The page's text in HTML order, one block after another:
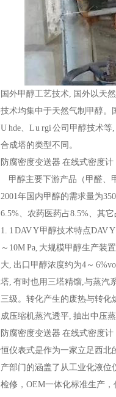
国外甲醇工艺技术, 国外以天
技术均集中于天然气制甲醇。
U hde、L u rgi 公司甲醇技术
合成塔的类型不同。
防腐密度变送器 在线式密度
甲醇主要下游产品（甲醛、
2001年国内甲醇的需求量为
6.5%、农药医药占8.5%、其它
1. 1 DAV Y 甲醇技术特点DAV
～10M Pa, 大规模甲醇生产装
大, 出口甲醇浓度约为4～
塔, 有时也用三塔精馏,与蒸汽
三级。转化产生的废热与转化
成压缩机蒸汽透平, 抽出中压
防腐密度变送器 在线式密度
恒仪表式是作为一家立足西北
产部门的涵盖了从工业化液
检修，OEM一体化标准生产